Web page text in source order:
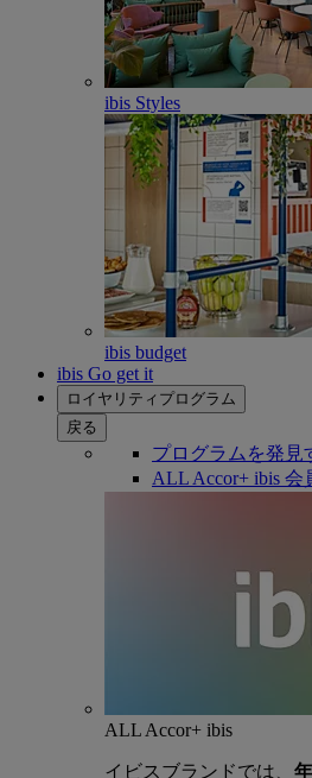
ibis Styles
ibis budget
ibis Go get it
ロイヤリティプログラム
戻る
プログラムを発見
ALL Accor+ ibis 会
ALL Accor+ ibis
イビスブランドでは、